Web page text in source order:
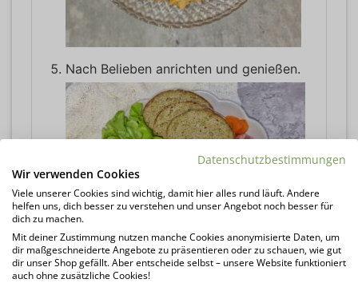
Nach Belieben anrichten und genießen.
Datenschutzbestimmungen
Wir verwenden Cookies
Viele unserer Cookies sind wichtig, damit hier alles rund läuft. Andere
helfen uns, dich besser zu verstehen und unser Angebot noch besser für
dich zu machen.
Mit deiner Zustimmung nutzen manche Cookies anonymisierte Daten, um
dir maßgeschneiderte Angebote zu präsentieren oder zu schauen, wie gut
dir unser Shop gefällt. Aber entscheide selbst – unsere Website funktioniert
auch ohne zusätzliche Cookies!